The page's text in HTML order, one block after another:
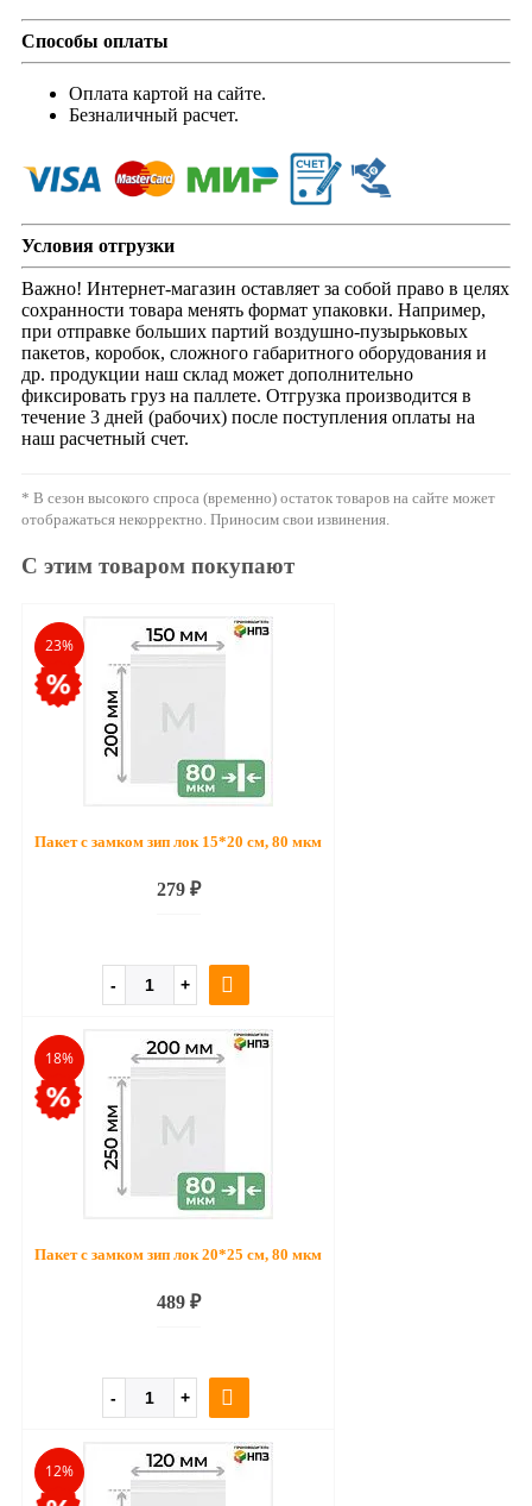
Способы оплаты
Оплата картой на сайте.
Безналичный расчет.
Условия отгрузки
Важно! Интернет-магазин оставляет за собой право в целях
сохранности товара менять формат упаковки. Например,
при отправке больших партий воздушно-пузырьковых
пакетов, коробок, сложного габаритного оборудования и
др. продукции наш склад может дополнительно
фиксировать груз на паллете. Отгрузка производится в
течение 3 дней (рабочих) после поступления оплаты на
наш расчетный счет.
* В сезон высокого спроса (временно) остаток товаров на сайте может
отображаться некорректно. Приносим свои извинения.
С этим товаром покупают
23%
Пакет с замком зип лок 15*20 см, 80 мкм
279 ₽
18%
Пакет с замком зип лок 20*25 см, 80 мкм
489 ₽
12%